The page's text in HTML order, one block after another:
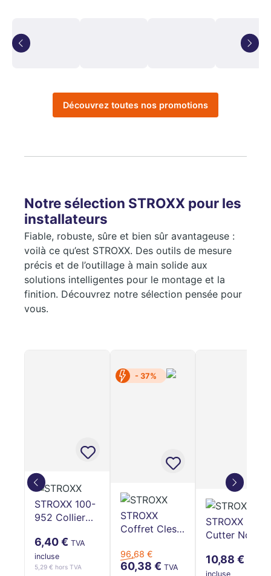
Découvrez toutes nos promotions
Notre sélection STROXX pour les
installateurs
Fiable, robuste, sûre et bien sûr avantageuse :
voilà ce qu’est STROXX. Des outils de mesure
précis et de l’outillage à main solide aux
solutions intelligentes pour le montage et la
finition. Découvrez notre sélection pensée pour
vous.
STROXX 100-
952 Collier
noir (4,8 x
300 mm,
résistant aux
6,40 € TVA
incluse
5,29 € hors TVA
- 37%
STROXX
Coffret Cles
Cliquets De
8-19 mm, 5
96,68 €
60,38 € TVA
STROXX
Cutter Noir
Doux 18mm
10,88 €
incluse